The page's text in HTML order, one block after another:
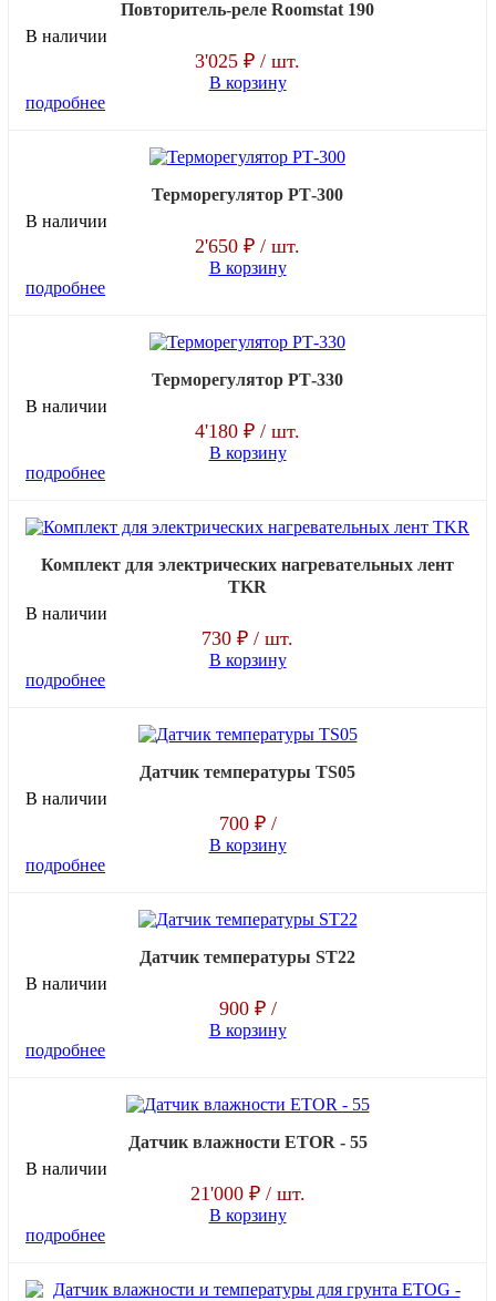
Повторитель-реле Roomstat 190
В наличии
3'025 ₽ / шт.
В корзину
подробнее
Терморегулятор РТ-300
В наличии
2'650 ₽ / шт.
В корзину
подробнее
Терморегулятор РТ-330
В наличии
4'180 ₽ / шт.
В корзину
подробнее
Комплект для электрических нагревательных лент
TKR
В наличии
730 ₽ / шт.
В корзину
подробнее
Датчик температуры TS05
В наличии
700 ₽ /
В корзину
подробнее
Датчик температуры ST22
В наличии
900 ₽ /
В корзину
подробнее
Датчик влажности ETOR - 55
В наличии
21'000 ₽ / шт.
В корзину
подробнее